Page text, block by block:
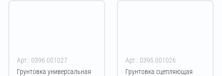
Арт.: 0396.001027
Грунтовка универсальная
Арт.: 0395.001026
Грунтовка сцепляющая